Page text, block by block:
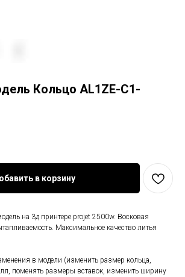
Кольцo AL1ZE-C1-
в корзину
на 3д принтере projet 2500w. Восковая
Максимальное качество литья
в модели (изменить размер кольца,
поменять размеры вставок, изменить ширину